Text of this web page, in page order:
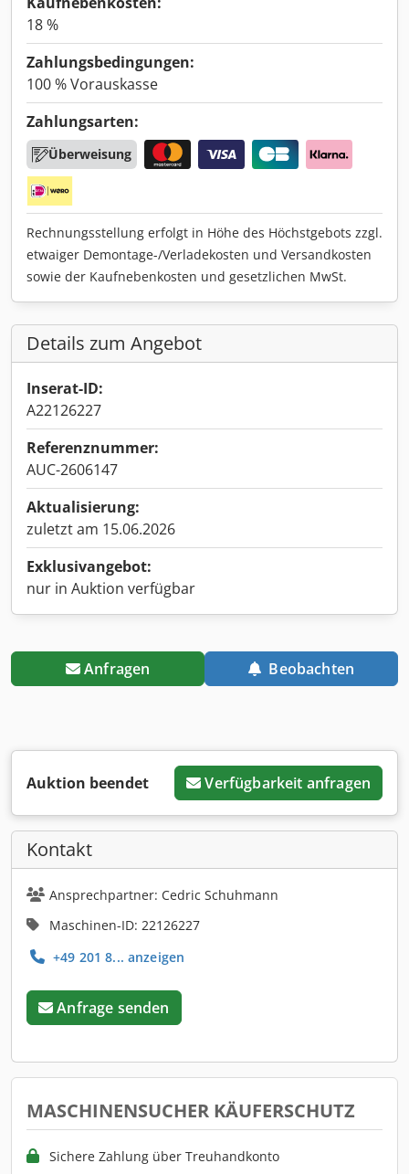
18 %
Zahlungsbedingungen:
100 % Vorauskasse
Zahlungsarten:
Überweisung
Rechnungsstellung erfolgt in Höhe des Höchstgebots zzgl.
etwaiger Demontage-/Verladekosten und Versandkosten
sowie der Kaufnebenkosten und gesetzlichen MwSt.
Details zum Angebot
Inserat-ID:
A22126227
Referenznummer:
AUC-2606147
Aktualisierung:
zuletzt am 15.06.2026
Exklusivangebot:
nur in Auktion verfügbar
Anfragen Beobachten
Auktion beendet Verfügbarkeit anfragen
Kontakt
Ansprechpartner: Cedric Schuhmann
Maschinen-ID: 22126227
+49 201 8... anzeigen
Anfrage senden
MASCHINENSUCHER KÄUFERSCHUTZ
Sichere Zahlung über Treuhandkonto